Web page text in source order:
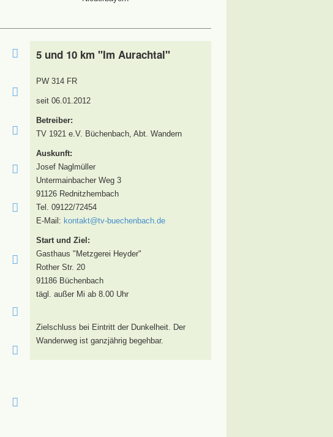
5 und 10 km "Im Aurachtal"
PW 314 FR
seit 06.01.2012
Betreiber:
TV 1921 e.V. Büchenbach, Abt. Wandern
Auskunft:
Josef Naglmüller
Untermainbacher Weg 3
91126 Rednitzhembach
Tel. 09122/72454
E-Mail: kontakt@tv-buechenbach.de
Start und Ziel:
Gasthaus "Metzgerei Heyder"
Rother Str. 20
91186 Büchenbach
tägl. außer Mi ab 8.00 Uhr
Zielschluss bei Eintritt der Dunkelheit. Der
Wanderweg ist ganzjährig begehbar.